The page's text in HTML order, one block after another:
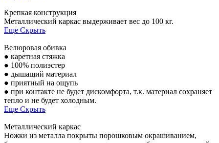
Крепкая конструкция
Металлический каркас выдерживает вес до 100 кг.
Еще Скрыть
Велюровая обивка
● каретная стяжка
● 100% полиэстер
● дышащий материал
● приятный на ощупь
● при контакте не будет дискомфорта, т.к. материал сохраняет
тепло и не будет холодным.
Еще Скрыть
Металлический каркас
Ножки из металла покрыты порошковым окрашиванием,